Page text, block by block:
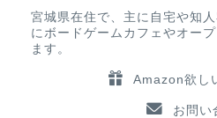
宮城県在住で、主に自宅や知
にボードゲームカフェやオー
ます。
Amazon欲し
お問い